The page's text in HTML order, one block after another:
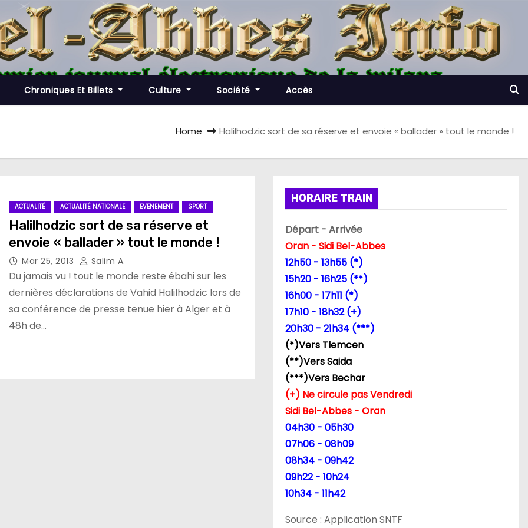
Chroniques Et Billets Culture Société Accès
Home Halilhodzic sort de sa réserve et envoie « ballader » tout le monde !
ACTUALITÉ ACTUALITÉ NATIONALE EVENEMENT SPORT
Halilhodzic sort de sa réserve et
envoie « ballader » tout le monde !
Mar 25, 2013 Salim A.
Du jamais vu ! tout le monde reste ébahi sur les
dernières déclarations de Vahid Halilhodzic lors de
sa conférence de presse tenue hier à Alger et à
48h de…
HORAIRE TRAIN
Départ - Arrivée
Oran - Sidi Bel-Abbes
12h50 - 13h55 (*)
15h20 - 16h25 (**)
16h00 - 17h11 (*)
17h10 - 18h32 (+)
20h30 - 21h34 (***)
(*)Vers Tlemcen
(**)Vers Saida
(***)Vers Bechar
(+) Ne circule pas Vendredi
Sidi Bel-Abbes - Oran
04h30 - 05h30
07h06 - 08h09
08h34 - 09h42
09h22 - 10h24
10h34 - 11h42
Source : Application SNTF